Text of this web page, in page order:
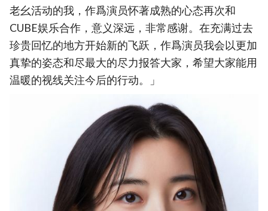
老幺活动的我，作爲演员怀著成熟的心态再次和
CUBE娱乐合作，意义深远，非常感谢。在充满过去
珍贵回忆的地方开始新的飞跃，作爲演员我会以更加
真挚的姿态和尽最大的尽力报答大家，希望大家能用
温暖的视线关注今后的行动。」